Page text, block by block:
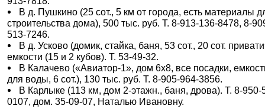
В д. Пушкино (25 сот., 5 км от города, есть материалы
строительства дома), 500 тыс. руб. Т. 8-913-136-8478, 8-
513-7246.
В д. Усково (домик, стайка, баня, 53 сот., 20 сот.
емкости (15 и 2 кубов). Т. 53-49-32.
В Калачево («Авиатор-1», дом 6х8, все посадки,
для воды, 6 сот.), 130 тыс. руб. Т. 8-905-964-3856.
В Карлыке (113 км, дом 2-этажн., баня, дрова). Т. 8-950-
0107, дом. 35-09-07, Наталью Ивановну.